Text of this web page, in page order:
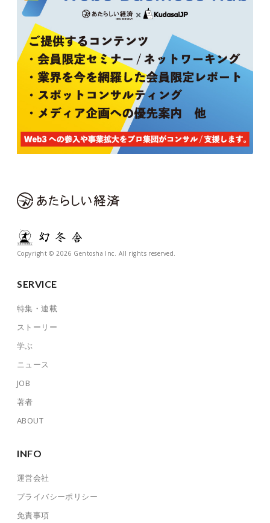
Copyright © 2026 Gentosha Inc. All rights reserved.
SERVICE
特集・連載
ストーリー
学ぶ
ニュース
JOB
著者
ABOUT
INFO
運営会社
プライバシーポリシー
免責事項